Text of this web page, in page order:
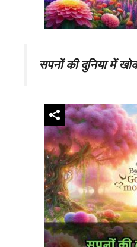
सपनों की दुनिया में